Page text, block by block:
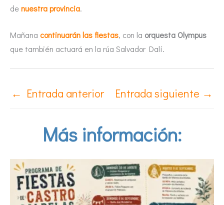
denuestra provincia.
Mañana continuarán las fiestas, con la orquesta Olympus
que también actuará en la rúa Salvador Dalí.
← Entrada anterior Entrada siguiente →
Más información: